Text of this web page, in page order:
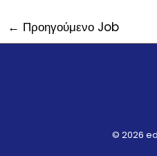
← Προηγούμενο Job
© 2026